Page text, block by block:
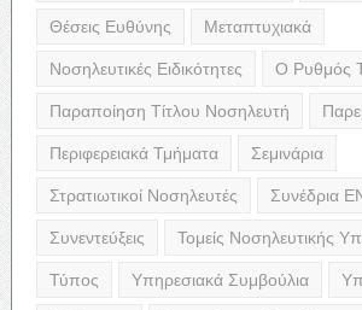
Θέσεις Ευθύνης Μεταπτυχιακά
Νοσηλευτικές Ειδικότητες Ο Ρυθμός
Παραποίηση Τίτλου Νοσηλευτή
Περιφερειακά Τμήματα Σεμινάρια
Στρατιωτικοί Νοσηλευτές Συνέδρια
Συνεντεύξεις Τομείς Νοσηλευτικής
Τύπος Υπηρεσιακά Συμβούλια